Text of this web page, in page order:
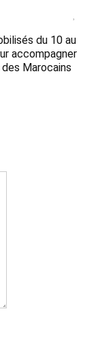
du 10 au
accompagner
Marocains